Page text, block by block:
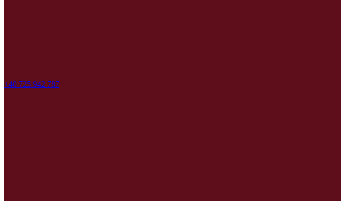
+40 725 942 787